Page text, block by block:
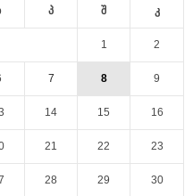
პ შ კ
1 2
7 8 9
14 15 16
21 22 23
28 29 30